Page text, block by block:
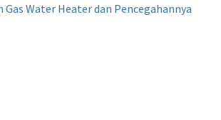
Gas Water Heater dan Pencegahannya